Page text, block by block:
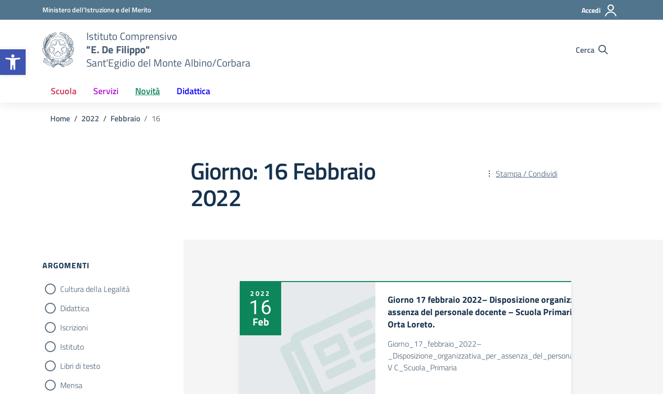
Apri la barra degli strumenti
Vai ai contenuti
Vai al menu di navigazioneMinistero dell'Istruzione e del Merito Accedi
Istituto Comprensivo
"E. De Filippo"
Sant'Egidio del Monte Albino/Corbara
Cerca
Scuola Servizi Novità Didattica
Home 2022 Febbraio 16
Giorno: 16 Febbraio
2022
Stampa / Condividi
ARGOMENTI
Cultura della Legalità
Didattica
Iscrizioni
Istituto
Libri di testo
Mensa
2022
16
Feb
Giorno 17 febbraio 2022– Disposizione organizzativa per
assenza del personale docente – Scuola Primaria Plesso
Orta Loreto.
Giorno_17_febbraio_2022–
_Disposizione_organizzativa_per_assenza_del_personale_docente
V C_Scuola_Primaria